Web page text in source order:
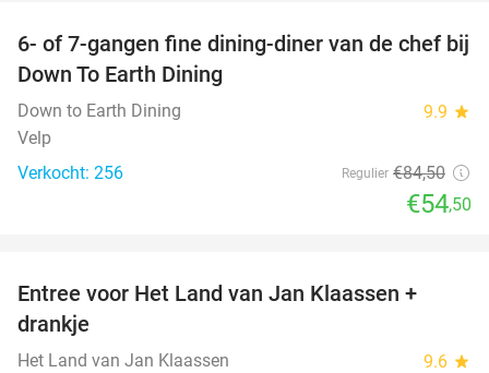
36%
6- of 7-gangen fine dining-diner van de chef bij
Down To Earth Dining
Down to Earth Dining 9.9 star
Velp
Verkocht: 256
Regulier €84,50
€54,50
Entree voor Het Land van Jan Klaassen +
drankje
Het Land van Jan Klaassen 9.6 star